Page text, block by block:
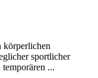
körperlichen
sportlicher